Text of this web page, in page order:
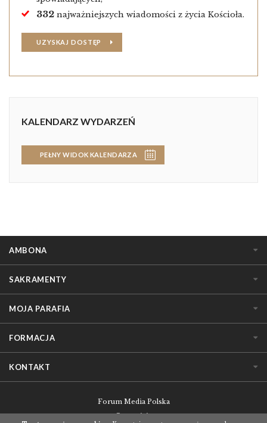
332 najważniejszych wiadomości z życia Kościoła.
UZYSKAJ DOSTĘP
KALENDARZ WYDARZEŃ
PEŁNY WIDOK KALENDARZA
AMBONA
SAKRAMENTY
MOJA PARAFIA
FORMACJA
KONTAKT
Forum Media Polska
O serwisie